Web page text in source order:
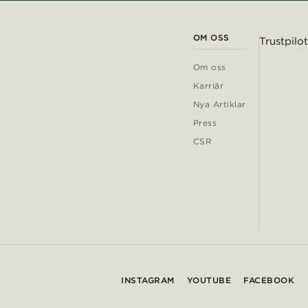
OM OSS
Om oss
Karriär
Nya Artiklar
Press
CSR
Trustpilot
INSTAGRAM YOUTUBE FACEBOOK